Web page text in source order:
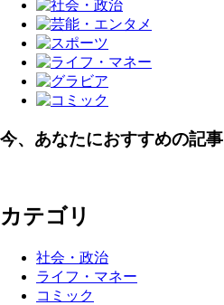
今、あなたにおすすめの記事
カテゴリ
社会・政治
ライフ・マネー
コミック